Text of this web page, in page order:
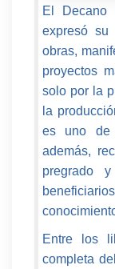
El Decano
expresó su
obras,
proyectos
solo por la
la
es uno de
además,
pregrado
Entre los
completa